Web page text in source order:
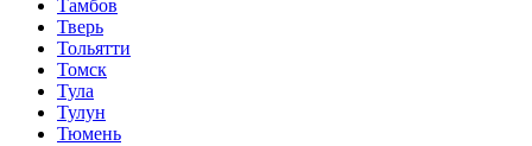
Тамбов
Тверь
Тольятти
Томск
Тула
Тулун
Тюмень